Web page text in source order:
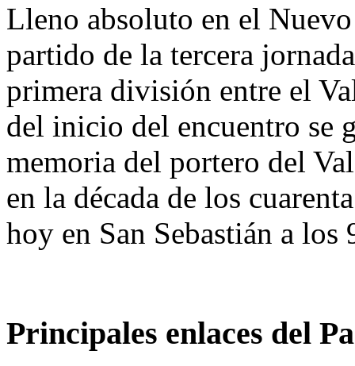
Lleno absoluto en el
partido de la tercera
primera división entre el
del inicio del encuentro se
memoria del portero del
en la década de los
hoy en San Sebastián a los
Principales enlaces del